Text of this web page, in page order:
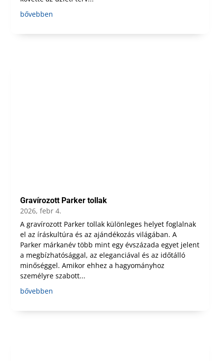
bővebben
Gravírozott Parker tollak
2026, febr 4.
A gravírozott Parker tollak különleges helyet foglalnak
el az íráskultúra és az ajándékozás világában. A
Parker márkanév több mint egy évszázada egyet jelent
a megbízhatósággal, az eleganciával és az időtálló
minőséggel. Amikor ehhez a hagyományhoz
személyre szabott...
bővebben